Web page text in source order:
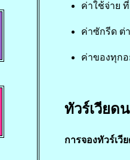
ค่าใช้จ่าย
ค่าซักรีด ต่
ค่าของทุก
ทัวร์เวียด
การจองทัวร์เวี